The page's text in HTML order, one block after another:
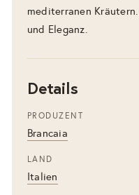
mediterranen
und Eleganz.
Details
PRODUZENT
Brancaia
LAND
Italien